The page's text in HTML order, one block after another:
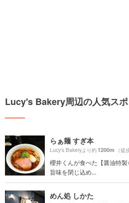
Lucy's Bakery周辺の人気スポ
らぁ麺 すぎ本
Lucy's Bakeryより約1200m （徒
櫻井くんが食べた【醤油特
旨味を閉じ込め...
めん処 しかた